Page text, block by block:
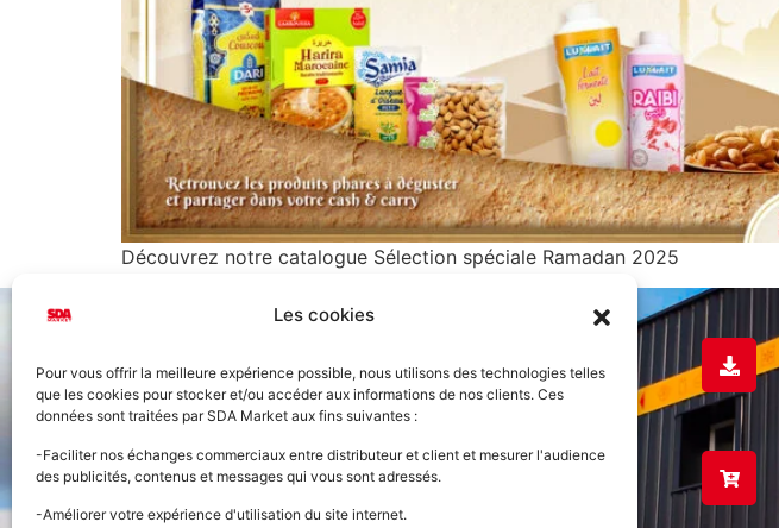
Les cookies
Pour vous offrir la meilleure expérience possible, nous utilisons des technologies telles
que les cookies pour stocker et/ou accéder aux informations de nos clients. Ces
données sont traitées par SDA Market aux fins suivantes :
-Faciliter nos échanges commerciaux entre distributeur et client et mesurer l'audience
des publicités, contenus et messages qui vous sont adressés.
-Améliorer votre expérience d'utilisation du site internet.
Découvrez notre catalogue Sélection spéciale Ramadan 2025
Accueil